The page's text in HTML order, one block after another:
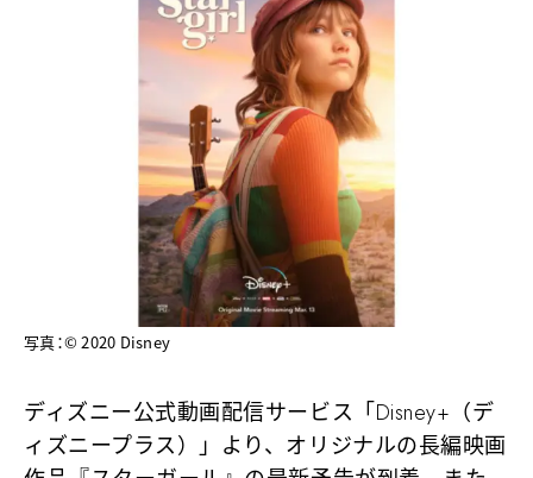
写真：©️ 2020 Disney
ディズニー公式動画配信サービス「Disney+（デ
ィズニープラス）」より、オリジナルの長編映画